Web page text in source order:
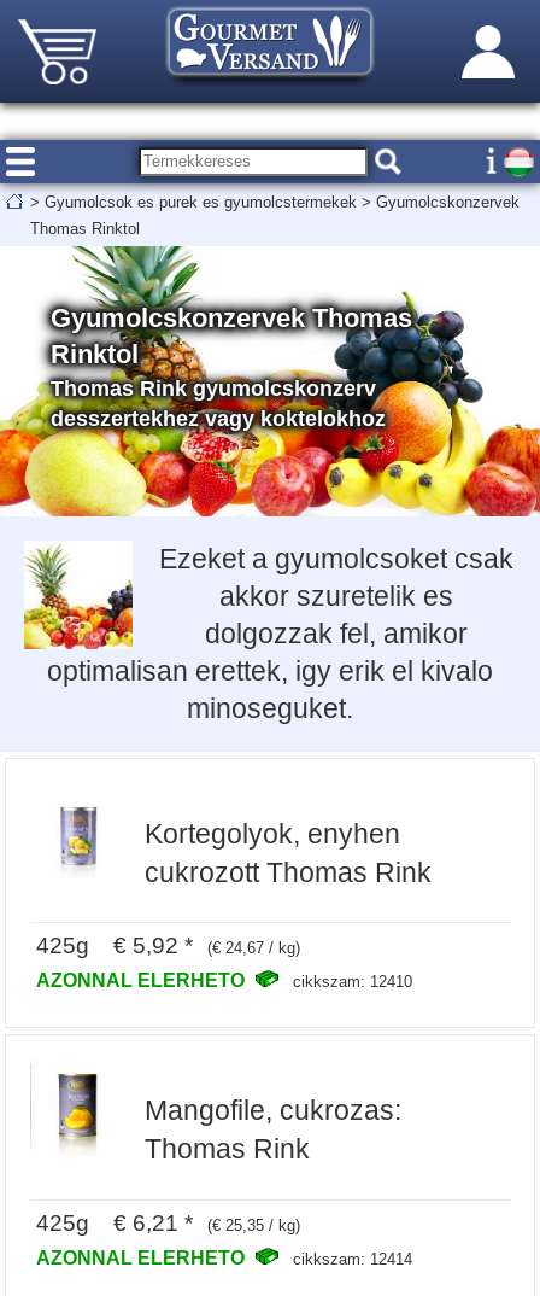
> Gyumolcsok es purek es gyumolcstermekek > Gyumolcskonzervek
Thomas Rinktol
Gyumolcskonzervek Thomas
Rinktol
Thomas Rink gyumolcskonzerv
desszertekhez vagy koktelokhoz
Ezeket a gyumolcsoket csak
akkor szuretelik es
dolgozzak fel, amikor
optimalisan erettek, igy erik el kivalo
minoseguket.
Kortegolyok, enyhen
cukrozott Thomas Rink
425g € 5,92 * (€ 24,67 / kg)
AZONNAL ELERHETO cikkszam: 12410
Mangofile, cukrozas:
Thomas Rink
425g € 6,21 * (€ 25,35 / kg)
AZONNAL ELERHETO cikkszam: 12414